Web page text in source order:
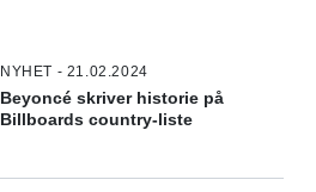
NYHET - 21.02.2024
Beyoncé skriver historie på
Billboards country-liste